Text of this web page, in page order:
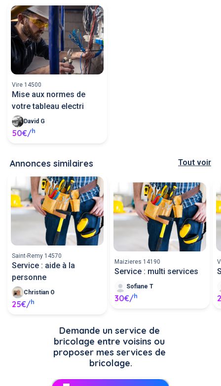
Vire 14500
Mise aux normes de
votre tableau electri
David G
50€/h
Annonces similaires Tout voir
Saint-Remy 14570
Service : aide à la
personne
Christian O
25€/h
Maizieres 14190
Service : multi services
Sofiane T
30€/h
Demande un service de
bricolage entre voisins ou
proposer mes services de
bricolage.